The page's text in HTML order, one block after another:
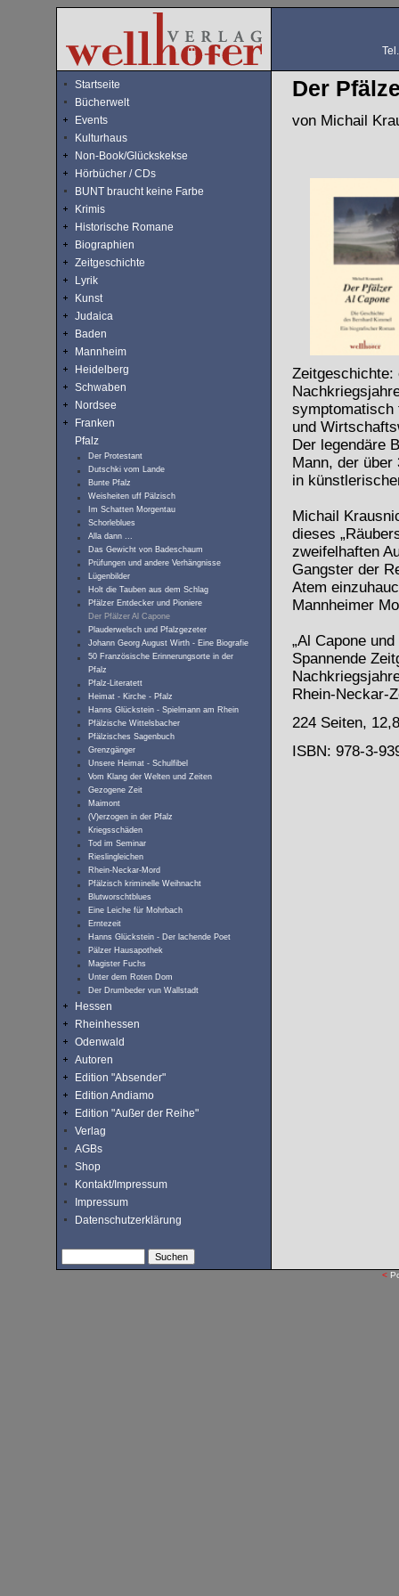
Startseite
Bücherwelt
Events
Kulturhaus
Non-Book/Glückskekse
Hörbücher / CDs
BUNT braucht keine Farbe
Krimis
Historische Romane
Biographien
Zeitgeschichte
Lyrik
Kunst
Judaica
Baden
Mannheim
Heidelberg
Schwaben
Nordsee
Franken
Pfalz
Der Protestant
Dutschki vom Lande
Bunte Pfalz
Weisheiten uff Pälzisch
Im Schatten Morgentau
Schorleblues
Alla dann ...
Das Gewicht von Badeschaum
Prüfungen und andere Verhängnisse
Lügenbilder
Holt die Tauben aus dem Schlag
Pfälzer Entdecker und Pioniere
Der Pfälzer Al Capone
Plauderwelsch und Pfalzgezeter
Johann Georg August Wirth - Eine Biografie
50 Französische Erinnerungsorte in der
Pfalz
Pfalz-Literatett
Heimat - Kirche - Pfalz
Hanns Glückstein - Spielmann am Rhein
Pfälzische Wittelsbacher
Pfälzisches Sagenbuch
Grenzgänger
Unsere Heimat - Schulfibel
Vom Klang der Welten und Zeiten
Gezogene Zeit
Maimont
(V)erzogen in der Pfalz
Kriegsschäden
Tod im Seminar
Rieslingleichen
Rhein-Neckar-Mord
Pfälzisch kriminelle Weihnacht
Blutworschtblues
Eine Leiche für Mohrbach
Erntezeit
Hanns Glückstein - Der lachende Poet
Pälzer Hausapothek
Magister Fuchs
Unter dem Roten Dom
Der Drumbeder vun Wallstadt
Hessen
Rheinhessen
Odenwald
Autoren
Edition "Absender"
Edition Andiamo
Edition "Außer der Reihe"
Verlag
AGBs
Shop
Kontakt/Impressum
Impressum
Datenschutzerklärung
Der
von Michail
Zeitgeschichte:
symptomatisch
und
Der legendäre
Mann, der
in
Michail
dieses
zweifelhaften
Gangster der
Atem
Mannheimer
„Al Capone
Spannende
Rhein-Neckar-
224 Seiten,
ISBN: 978-3-
<